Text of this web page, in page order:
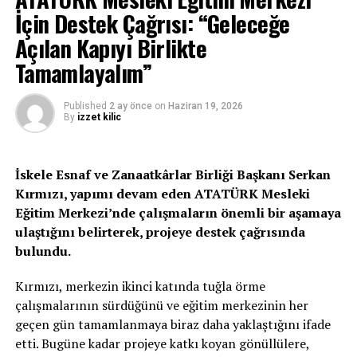
Ekonomi ve Enerji Bakanlığı Müsteşarı Aşıkoğlu, yazılı
bir açıklama yaparak, TC Ticaret Bakanı Mehmet Muş’un
geçen haftaki ziyareti sırasında Türkiye hükümeti ile
KKTC hükümeti arasında ticaretin ve ekonomik iş
birliğinin geliştirilmesine yönelik imzalanan protokolü
değerlendirdi.
ticaretin ve ekonomik iş birliğinin geliştirilmesine
yönelik imzalanan anlaşmada 29 maddenin olduğuna
işaret ederek, “anlaşmada yer alan ve 5 alanda gelişme
olması halinde KKTC’nin kaderini değiştirebilecek bir
şans yakalayabileceğini” ifade etti.
“2 YILDIR KIYI ANLAŞMASININ GÜNCELLENMESİ İÇİN
ÇALIŞIYORUZ”
Aşıkoğlu, KKTC ile Türkiye Cumhuriyeti arasında
İçin Destek Çağrısı: “Geleceğe
Açılan Kapıyı Birlikte
Tamamlayalım”
Published 2 ay önce on Haziran 19, 2026
By izzet kilic
İskele Esnaf ve Zanaatkârlar Birliği Başkanı Serkan
Kırmızı, yapımı devam eden ATATÜRK Mesleki
Eğitim Merkezi’nde çalışmaların önemli bir aşamaya
ulaştığını belirterek, projeye destek çağrısında
bulundu.
Kırmızı, merkezin ikinci katında tuğla örme
çalışmalarının sürdüğünü ve eğitim merkezinin her
geçen gün tamamlanmaya biraz daha yaklaştığını ifade
etti. Bugüne kadar projeye katkı koyan gönüllülere,